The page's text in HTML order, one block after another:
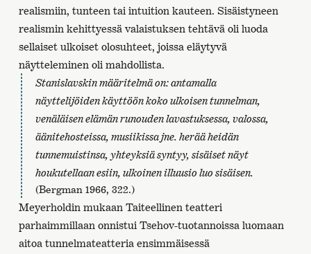
realismiin, tunteen tai intuition kauteen. Sisäistyneen
realismin kehittyessä valaistuksen tehtävä oli luoda
sellaiset ulkoiset olosuhteet, joissa eläytyvä
näytteleminen oli mahdollista.
Stanislavskin määritelmä on: antamalla
näyttelijöiden käyttöön koko ulkoisen tunnelman,
venäläisen elämän runouden lavastuksessa, valossa,
äänitehosteissa, musiikissa jne. herää heidän
tunnemuistinsa, yhteyksiä syntyy, sisäiset näyt
houkutellaan esiin, ulkoinen illuusio luo sisäisen.
(Bergman 1966, 322.)
Meyerholdin mukaan Taiteellinen teatteri
parhaimmillaan onnistui Tsehov-tuotannoissa luomaan
aitoa tunnelmateatteria ensimmäisessä